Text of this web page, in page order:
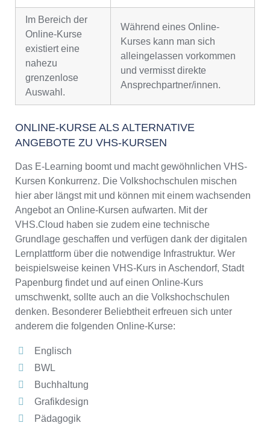
Im Bereich der
Online-Kurse
existiert eine
nahezu
grenzenlose
Auswahl.
Während eines Online-
Kurses kann man sich
alleingelassen vorkommen
und vermisst direkte
Ansprechpartner/innen.
ONLINE-KURSE ALS ALTERNATIVE
ANGEBOTE ZU VHS-KURSEN
Das E-Learning boomt und macht gewöhnlichen VHS-
Kursen Konkurrenz. Die Volkshochschulen mischen
hier aber längst mit und können mit einem wachsenden
Angebot an Online-Kursen aufwarten. Mit der
VHS.Cloud haben sie zudem eine technische
Grundlage geschaffen und verfügen dank der digitalen
Lernplattform über die notwendige Infrastruktur. Wer
beispielsweise keinen VHS-Kurs in Aschendorf, Stadt
Papenburg findet und auf einen Online-Kurs
umschwenkt, sollte auch an die Volkshochschulen
denken. Besonderer Beliebtheit erfreuen sich unter
anderem die folgenden Online-Kurse:
Englisch
BWL
Buchhaltung
Grafikdesign
Pädagogik